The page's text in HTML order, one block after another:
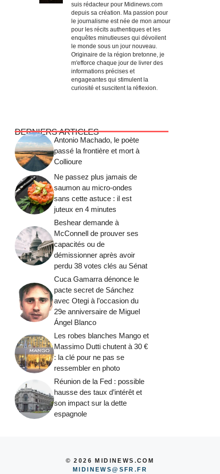
suis rédacteur pour Midinews.com
depuis sa création. Ma passion pour
le journalisme est née de mon amour
pour les récits authentiques et les
enquêtes minutieuses qui dévoilent
le monde sous un jour nouveau.
Originaire de la région bretonne, je
m'efforce chaque jour de livrer des
informations précises et
engageantes qui stimulent la
curiosité et suscitent la réflexion.
DERNIERS ARTICLES
Antonio Machado, le poète
passé la frontière et mort à
Collioure
Ne passez plus jamais de
saumon au micro-ondes
sans cette astuce : il est
juteux en 4 minutes
Beshear demande à
McConnell de prouver ses
capacités ou de
démissionner après avoir
perdu 38 votes clés au Sénat
Cuca Gamarra dénonce le
pacte secret de Sánchez
avec Otegi à l’occasion du
29e anniversaire de Miguel
Ángel Blanco
Les robes blanches Mango et
Massimo Dutti chutent à 30 €
: la clé pour ne pas se
ressembler en photo
Réunion de la Fed : possible
hausse des taux d’intérêt et
son impact sur la dette
espagnole
© 2026 MIDINEWS.COM
MIDINEWS@SFR.FR